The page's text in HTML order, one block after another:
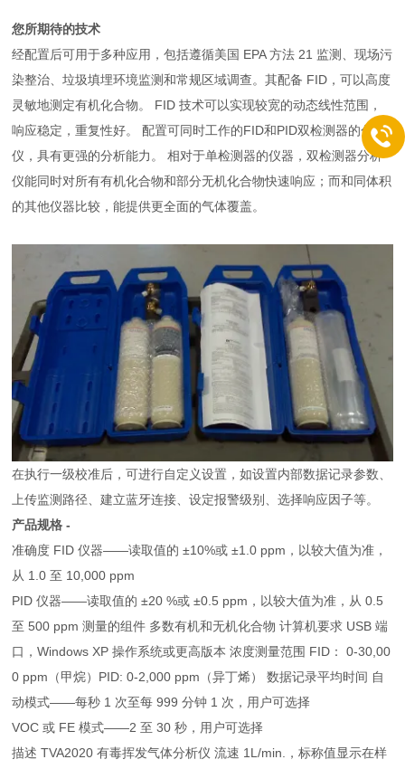
您所期待的技术
经配置后可用于多种应用，包括遵循美国 EPA 方法 21 监测、现场污
染整治、垃圾填埋环境监测和常规区域调查。其配备 FID，可以高度
灵敏地测定有机化合物。 FID 技术可以实现较宽的动态线性范围，
响应稳定，重复性好。 配置可同时工作的FID和PID双检测器的分析
仪，具有更强的分析能力。 相对于单检测器的仪器，双检测器分析
仪能同时对所有有机化合物和部分无机化合物快速响应；而和同体积
的其他仪器比较，能提供更全面的气体覆盖。
在执行一级校准后，可进行自定义设置，如设置内部数据记录参数、
上传监测路径、建立蓝牙连接、设定报警级别、选择响应因子等。
产品规格 -
准确度 FID 仪器——读取值的 ±10%或 ±1.0 ppm，以较大值为准，
从 1.0 至 10,000 ppm
PID 仪器——读取值的 ±20 %或 ±0.5 ppm，以较大值为准，从 0.5
至 500 ppm 测量的组件 多数有机和无机化合物 计算机要求 USB 端
口，Windows XP 操作系统或更高版本 浓度测量范围 FID： 0-30,00
0 ppm（甲烷）PID: 0-2,000 ppm（异丁烯） 数据记录平均时间 自
动模式——每秒 1 次至每 999 分钟 1 次，用户可选择
VOC 或 FE 模式——2 至 30 秒，用户可选择
描述 TVA2020 有毒挥发气体分析仪 流速 1L/min.，标称值显示在样